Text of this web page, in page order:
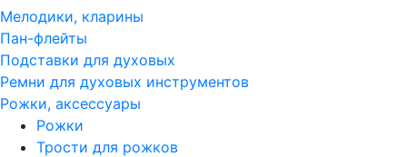
Мелодики, кларины
Пан-флейты
Подставки для духовых
Ремни для духовых инструментов
Рожки, аксессуары
Рожки
Трости для рожков